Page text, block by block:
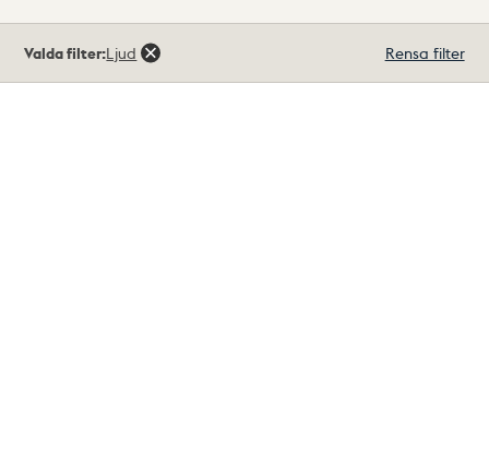
träffar
Valda filter:Ljud Rensa filter